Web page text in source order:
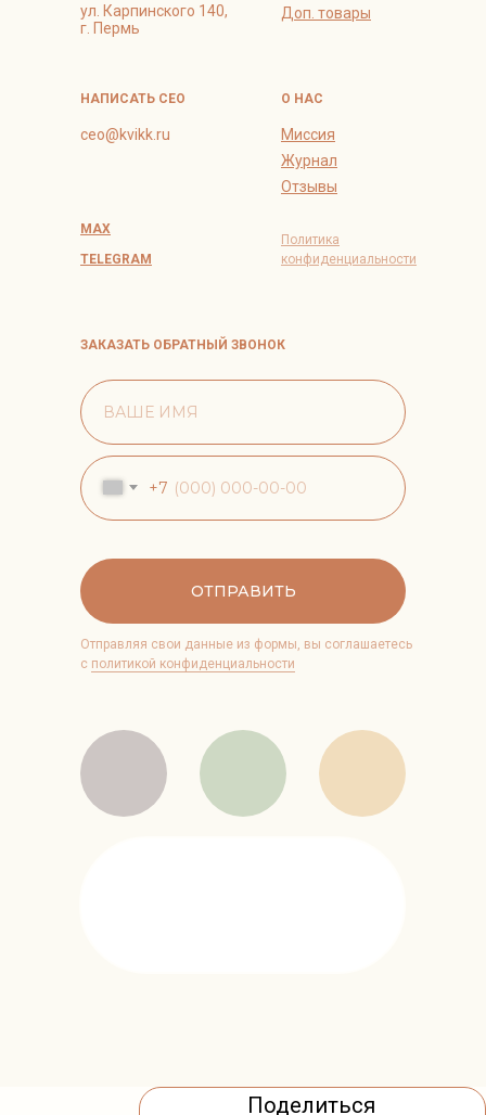
Политика
конфиденциальности
ул. Карпинского 140,
г. Пермь
ЗАКАЗАТЬ ОБРАТНЫЙ ЗВОНОК
Доп. товары
Миссия
Журнал
Отзывы
О НАС
ceo@kvikk.ru
НАПИСАТЬ СЕО
MAX
TELEGRAM
+7
ОТПРАВИТЬ
Отправляя свои данные из формы, вы соглашаетесь
с политикой конфиденциальности
Поделиться